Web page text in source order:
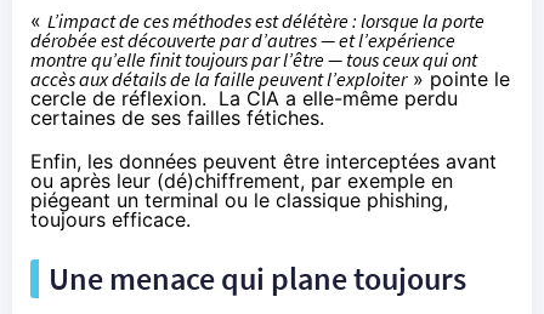
« L’impact de ces méthodes est délétère : lorsque la porte
dérobée est découverte par d’autres — et l’expérience
montre qu’elle finit toujours par l’être — tous ceux qui ont
accès aux détails de la faille peuvent l’exploiter» pointe le
cercle de réflexion. La CIA a elle-même perdu
certaines de ses failles fétiches.
Enfin, les données peuvent être interceptées avant
ou après leur (dé)chiffrement, par exemple en
piégeant un terminal ou le classique phishing,
toujours efficace.
Une menace qui plane toujours